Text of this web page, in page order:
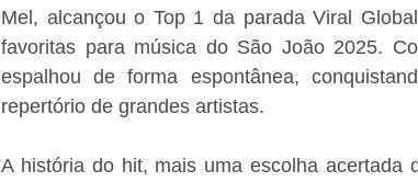
Mel, alcançou o Top 1 da parada Viral
favoritas para música do São João 2025.
espalhou de forma espontânea,
repertório de grandes artistas.
A história do hit, mais uma escolha acertada